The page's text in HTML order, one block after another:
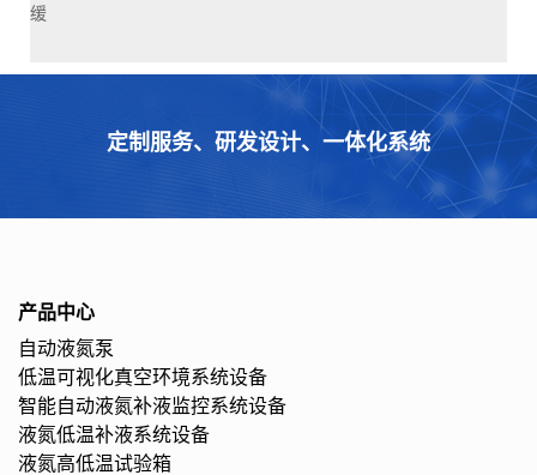
缓
定制服务、研发设计、一体化系统
产品中心
自动液氮泵
低温可视化真空环境系统设备
智能自动液氮补液监控系统设备
液氮低温补液系统设备
液氮高低温试验箱